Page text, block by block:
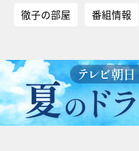
徹子の部屋 番組情報